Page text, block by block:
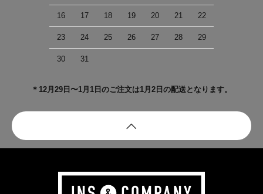
16 17 18 19 20 21 22
23 24 25 26 27 28 29
30 31
＊12月29日〜1月1日のご注文は1月2日の配送となります。